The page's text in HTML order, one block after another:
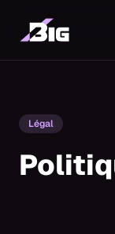
Légal